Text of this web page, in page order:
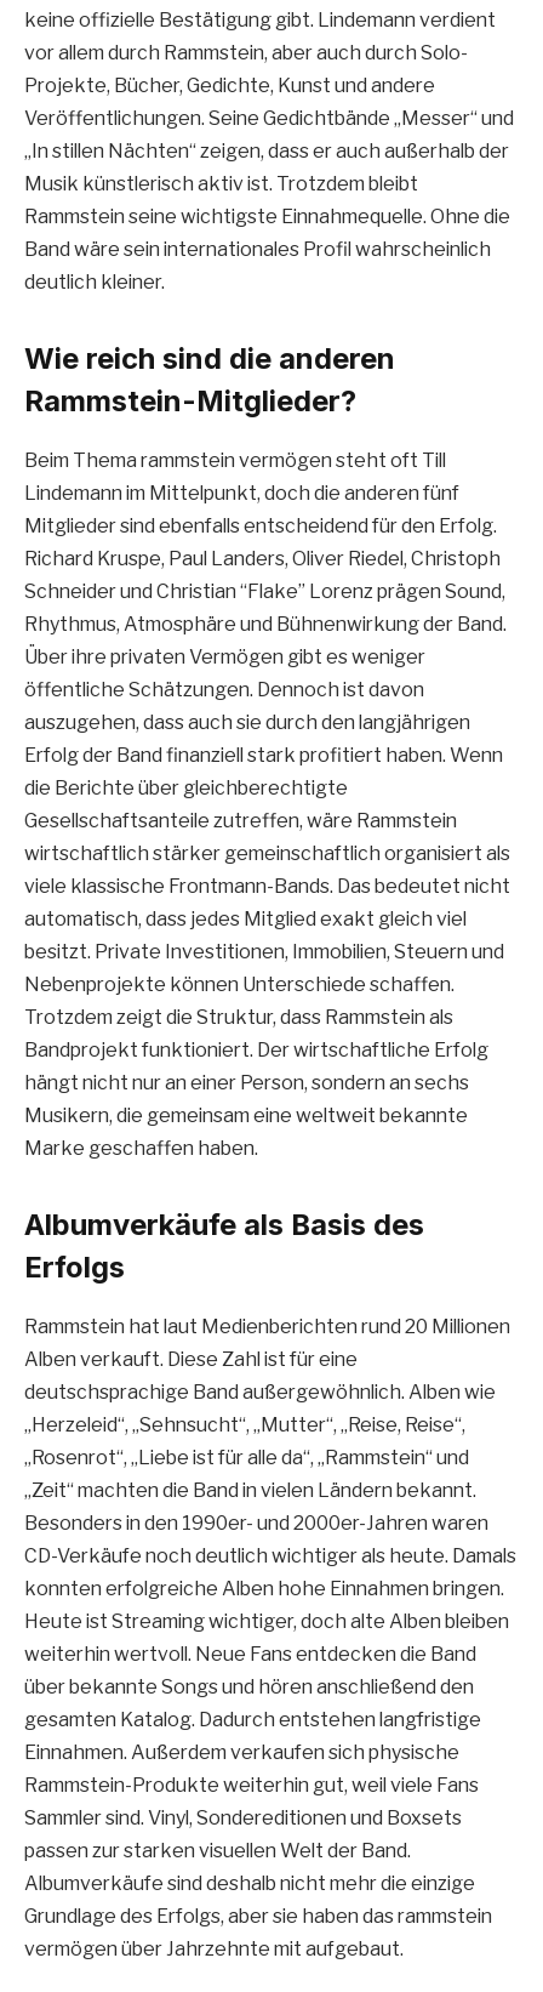
keine offizielle Bestätigung gibt. Lindemann verdient
vor allem durch Rammstein, aber auch durch Solo-
Projekte, Bücher, Gedichte, Kunst und andere
Veröffentlichungen. Seine Gedichtbände „Messer“ und
„In stillen Nächten“ zeigen, dass er auch außerhalb der
Musik künstlerisch aktiv ist. Trotzdem bleibt
Rammstein seine wichtigste Einnahmequelle. Ohne die
Band wäre sein internationales Profil wahrscheinlich
deutlich kleiner.
Wie reich sind die anderen
Rammstein-Mitglieder?
Beim Thema rammstein vermögen steht oft Till
Lindemann im Mittelpunkt, doch die anderen fünf
Mitglieder sind ebenfalls entscheidend für den Erfolg.
Richard Kruspe, Paul Landers, Oliver Riedel, Christoph
Schneider und Christian “Flake” Lorenz prägen Sound,
Rhythmus, Atmosphäre und Bühnenwirkung der Band.
Über ihre privaten Vermögen gibt es weniger
öffentliche Schätzungen. Dennoch ist davon
auszugehen, dass auch sie durch den langjährigen
Erfolg der Band finanziell stark profitiert haben. Wenn
die Berichte über gleichberechtigte
Gesellschaftsanteile zutreffen, wäre Rammstein
wirtschaftlich stärker gemeinschaftlich organisiert als
viele klassische Frontmann-Bands. Das bedeutet nicht
automatisch, dass jedes Mitglied exakt gleich viel
besitzt. Private Investitionen, Immobilien, Steuern und
Nebenprojekte können Unterschiede schaffen.
Trotzdem zeigt die Struktur, dass Rammstein als
Bandprojekt funktioniert. Der wirtschaftliche Erfolg
hängt nicht nur an einer Person, sondern an sechs
Musikern, die gemeinsam eine weltweit bekannte
Marke geschaffen haben.
Albumverkäufe als Basis des
Erfolgs
Rammstein hat laut Medienberichten rund 20 Millionen
Alben verkauft. Diese Zahl ist für eine
deutschsprachige Band außergewöhnlich. Alben wie
„Herzeleid“, „Sehnsucht“, „Mutter“, „Reise, Reise“,
„Rosenrot“, „Liebe ist für alle da“, „Rammstein“ und
„Zeit“ machten die Band in vielen Ländern bekannt.
Besonders in den 1990er- und 2000er-Jahren waren
CD-Verkäufe noch deutlich wichtiger als heute. Damals
konnten erfolgreiche Alben hohe Einnahmen bringen.
Heute ist Streaming wichtiger, doch alte Alben bleiben
weiterhin wertvoll. Neue Fans entdecken die Band
über bekannte Songs und hören anschließend den
gesamten Katalog. Dadurch entstehen langfristige
Einnahmen. Außerdem verkaufen sich physische
Rammstein-Produkte weiterhin gut, weil viele Fans
Sammler sind. Vinyl, Sondereditionen und Boxsets
passen zur starken visuellen Welt der Band.
Albumverkäufe sind deshalb nicht mehr die einzige
Grundlage des Erfolgs, aber sie haben das rammstein
vermögen über Jahrzehnte mit aufgebaut.